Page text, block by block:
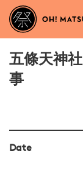
五條天神
事
Date